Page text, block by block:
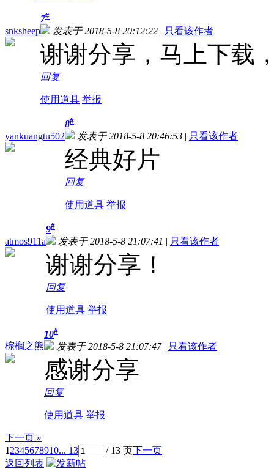
snksheep
7#
发表于 2018-5-8 20:12:22 | 只看该作者
谢谢分享，马上下载
回复
使用道具 举报
yankuangtu502
8#
发表于 2018-5-8 20:46:53 | 只看该作者
经典好片
回复
使用道具 举报
atmos911a
9#
发表于 2018-5-8 21:07:41 | 只看该作者
谢谢分享！
回复
使用道具 举报
棕榈之熊
10#
发表于 2018-5-8 21:07:47 | 只看该作者
感谢分享
回复
使用道具 举报
下一页 »
12345678910... 13 / 13 页下一页
返回列表